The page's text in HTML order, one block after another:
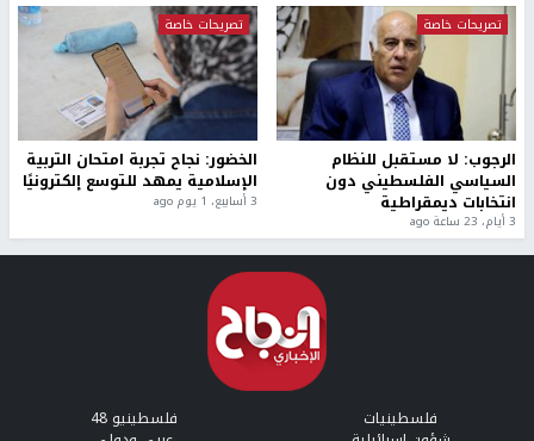
تصريحات خاصة
الرجوب: لا مستقبل للنظام
السياسي الفلسطيني دون
انتخابات ديمقراطية
3 أيام، 23 ساعة ago
تصريحات خاصة
الخضور: نجاح تجربة امتحان التربية
الإسلامية يمهد للتوسع إلكترونيًا
3 أسابيع، 1 يوم ago
فلسطينيات فلسطينيو 48